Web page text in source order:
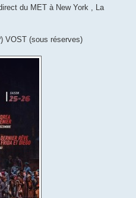
du MET à New York , La
VOST (sous réserves)